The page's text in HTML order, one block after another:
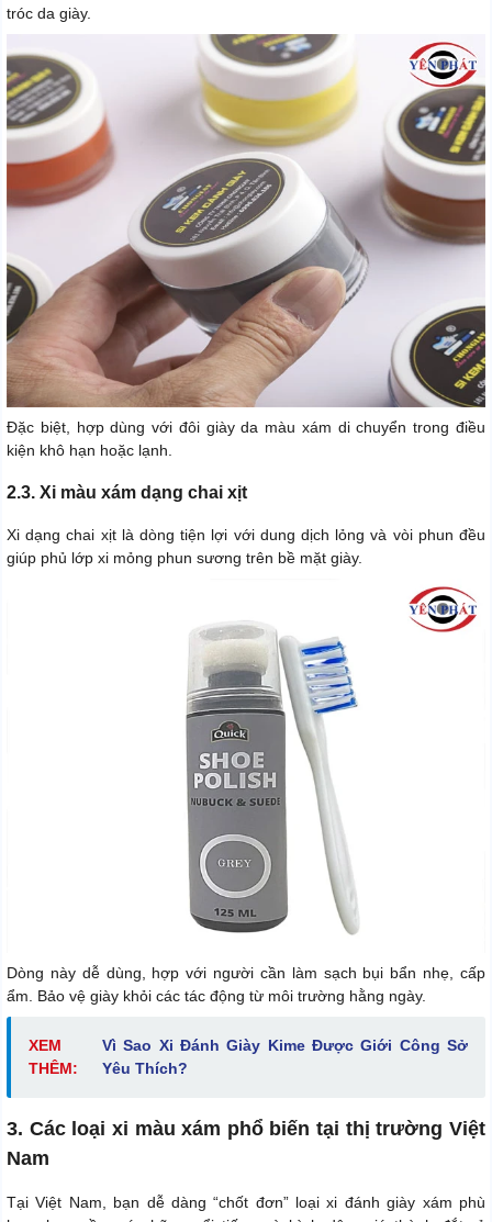
tróc da giày.
Đặc biệt, hợp dùng với đôi giày da màu xám di chuyển trong điều
kiện khô hạn hoặc lạnh.
2.3. Xi màu xám dạng chai xịt
Xi dạng chai xịt là dòng tiện lợi với dung dịch lỏng và vòi phun đều
giúp phủ lớp xi mỏng phun sương trên bề mặt giày.
Dòng này dễ dùng, hợp với người cần làm sạch bụi bẩn nhẹ, cấp
ẩm. Bảo vệ giày khỏi các tác động từ môi trường hằng ngày.
XEM
THÊM:
Vì Sao Xi Đánh Giày Kime Được Giới Công Sở
Yêu Thích?
3. Các loại xi màu xám phổ biến tại thị trường Việt
Nam
Tại Việt Nam, bạn dễ dàng “chốt đơn” loại xi đánh giày xám phù